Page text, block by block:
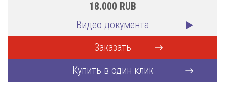
18.000 RUB
Видео документа
Заказать
Купить в один клик